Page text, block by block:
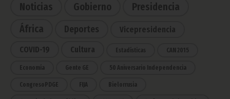
Noticias Gobierno
Presidencia
África
Deportes Vicepresidencia
COVID-19 Cultura Estadísticas CAN 2015
Economía Gente GE 50 Aniversario Independencia
CongresoPDGE FIJA Bielorrusia